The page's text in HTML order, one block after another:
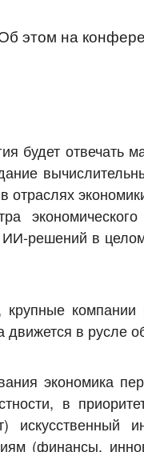
этом на
будет
отраслях
решений в
крупные
движется в русле
экономика
в
(финансы,